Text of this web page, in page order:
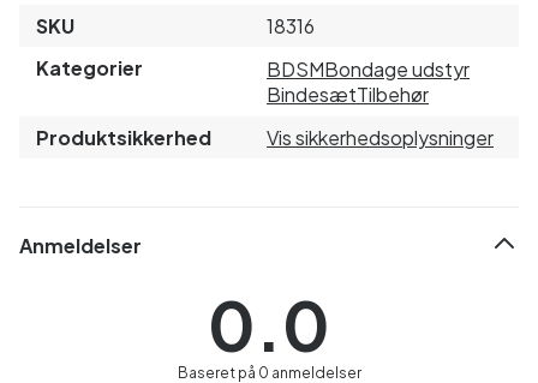
SKU
18316
Kategorier
BDSMBondage udstyr
BindesætTilbehør
Produktsikkerhed
Vis sikkerhedsoplysninger
Anmeldelser
0.0
Baseret på 0 anmeldelser